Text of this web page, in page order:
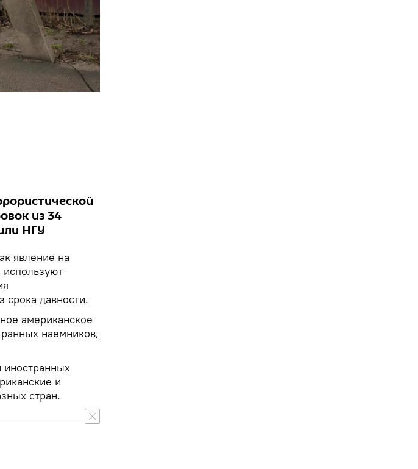
из 34
НГУ
явление на
срока давности.
американское
наемников,
иностранных
и
стран.